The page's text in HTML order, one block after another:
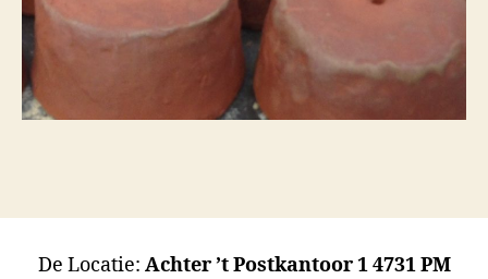
De Locatie: Achter ’t Postkantoor 1 4731 PM